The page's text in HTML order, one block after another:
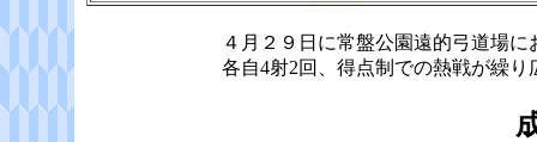
４月２９日に常盤公園遠的弓道場に
各自4射2回、得点制での熱戦が繰り